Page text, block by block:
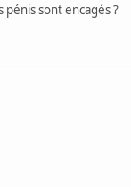
sont encagés ?